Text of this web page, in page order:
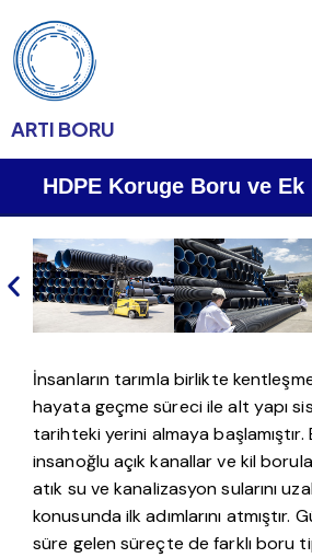
ARTI BORU
HDPE Koruge Boru ve Ek
İnsanların tarımla birlikte
hayata geçme süreci ile alt yapı
tarihteki yerini almaya başlamıştır.
insanoğlu açık kanallar ve kil
atık su ve kanalizasyon sularını
konusunda ilk adımlarını atmıştır.
süre gelen süreçte de farklı boru